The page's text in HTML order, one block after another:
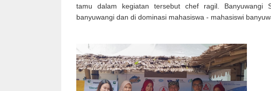
tamu dalam kegiatan tersebut chef ragil. Banyuwangi
banyuwangi dan di dominasi mahasiswa - mahasiswi